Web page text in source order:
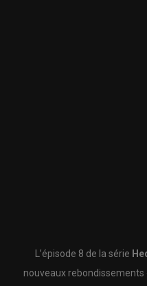
L’épisode 8 de la série
nouveaux